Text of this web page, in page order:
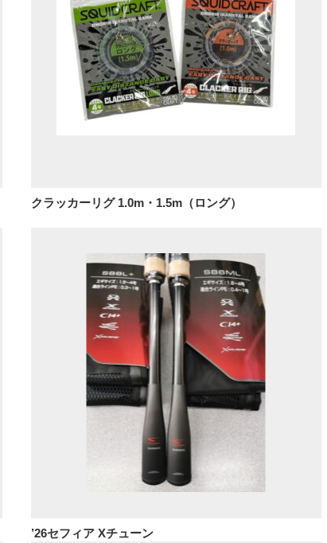
クラッカーリグ 1.0m・1.5m（ロング）
’26セフィア Xチューン